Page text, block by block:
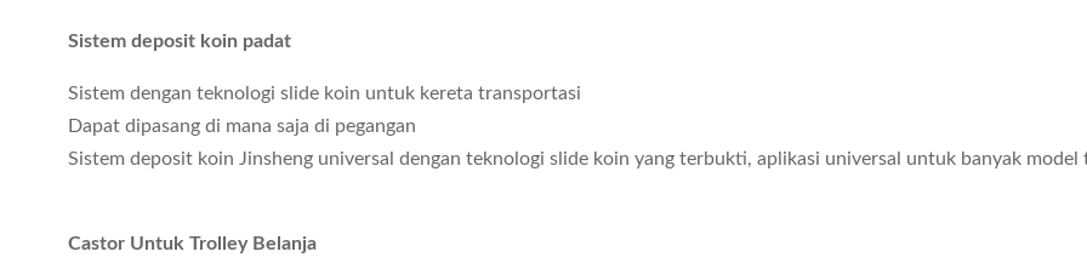
Sistem deposit koin padat
Sistem dengan teknologi slide koin untuk kereta transportasi
Dapat dipasang di mana saja di pegangan
Sistem deposit koin Jinsheng universal dengan teknologi slide koin yang terbukti, aplikasi universal untuk banyak
Castor Untuk Trolley Belanja